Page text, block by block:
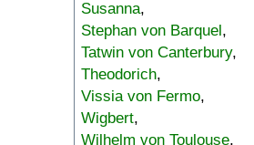
Susanna,
Stephan von Barquel,
Tatwin von Canterbury,
Theodorich,
Vissia von Fermo,
Wigbert,
Wilhelm von Toulouse,